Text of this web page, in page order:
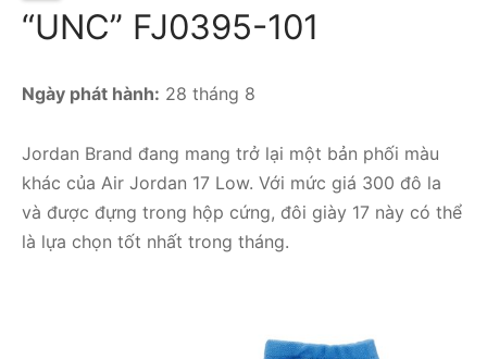
“UNC” FJ0395-101
Ngày phát hành: 28 tháng 8
Jordan Brand đang mang trở lại một bản phối màu
khác của Air Jordan 17 Low. Với mức giá 300 đô la
và được đựng trong hộp cứng, đôi giày 17 này có thể
là lựa chọn tốt nhất trong tháng.